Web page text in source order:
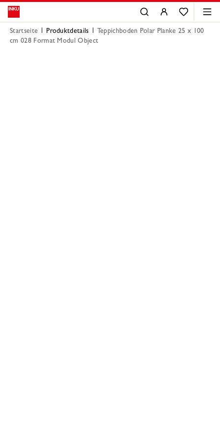
Startseite Produktdetails
Teppichboden Polar Planke 25 x 100
cm 028 Format Modul Object